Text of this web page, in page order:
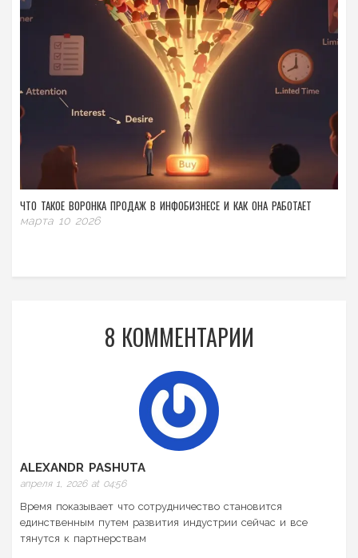
ЧТО ТАКОЕ ВОРОНКА ПРОДАЖ В ИНФОБИЗНЕСЕ И КАК ОНА РАБОТАЕТ
марта 10 2026
8 КОММЕНТАРИИ
ALEXANDR PASHUTA
апреля 1, 2026 at 04:56
Время показывает что сотрудничество становится
единственным путем развития индустрии сейчас и все
тянутся к партнерствам